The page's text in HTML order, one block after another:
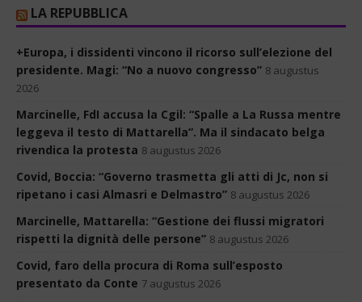
LA REPUBBLICA
+Europa, i dissidenti vincono il ricorso sull’elezione del
presidente. Magi: “No a nuovo congresso” 8 augustus
2026
Marcinelle, FdI accusa la Cgil: “Spalle a La Russa mentre
leggeva il testo di Mattarella”. Ma il sindacato belga
rivendica la protesta 8 augustus 2026
Covid, Boccia: “Governo trasmetta gli atti di Jc, non si
ripetano i casi Almasri e Delmastro” 8 augustus 2026
Marcinelle, Mattarella: “Gestione dei flussi migratori
rispetti la dignità delle persone” 8 augustus 2026
Covid, faro della procura di Roma sull’esposto
presentato da Conte 7 augustus 2026